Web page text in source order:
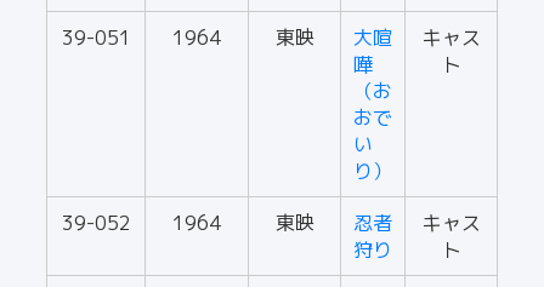
39-051 1964 東映
大喧
嘩
（お
おで
い
り）
キャス
ト
39-052 1964 東映
忍者
狩り
キャス
ト